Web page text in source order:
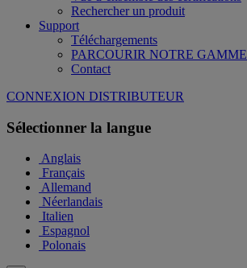
Rechercher un produit
Support
Téléchargements
PARCOURIR NOTRE GAMME
Contact
CONNEXION DISTRIBUTEUR
Sélectionner la langue
Anglais
Français
Allemand
Néerlandais
Italien
Espagnol
Polonais